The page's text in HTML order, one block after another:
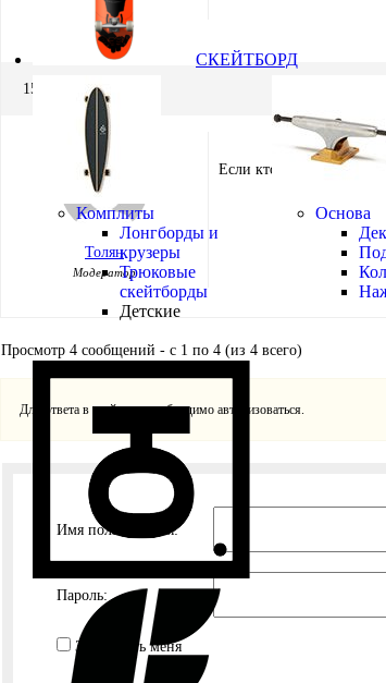
СКЕЙТБОРД
Комплиты
Лонгборды и
крузеры
Трюковые
скейтборды
Детские
Основа
Участник
15.07.2011 в 15:25
Толян
Модератор
Если кто на
Просмотр 4 сообщений - с 1 по 4 (из 4 всего)
Для ответа в этой теме необходимо авторизоваться.
Имя пользователя:
Пароль:
Запомнить меня